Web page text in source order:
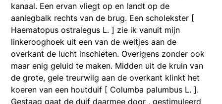
kanaal. Een ervan vliegt op en landt op de
aanlegbalk rechts van de brug. Een scholekster [
Haematopus ostralegus L. ] zie ik vanuit mijn
linkerooghoek uit een van de weitjes aan de
overkant de lucht inschieten. Overigens zonder ook
maar enig geluid te maken. Midden uit de kruin van
de grote, gele treurwilg aan de overkant klinkt het
koeren van een houtduif [ Columba palumbus L. ].
Gestaag gaat de duif daarmee door , gestimuleerd